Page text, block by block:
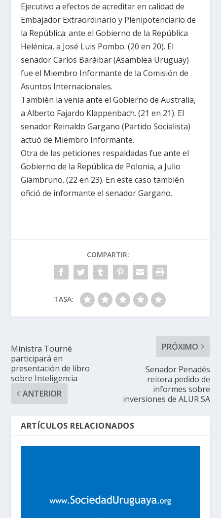
Ejecutivo a efectos de acreditar en calidad de
Embajador Extraordinario y Plenipotenciario de
la República: ante el Gobierno de la República
Helénica, a José Luis Pombo. (20 en 20). El
senador Carlos Baráibar (Asamblea Uruguay)
fue el Miembro Informante de la Comisión de
Asuntos Internacionales.
También la venia ante el Gobierno de Australia,
a Alberto Fajardo Klappenbach. (21 en 21). El
senador Reinaldo Gargano (Partido Socialista)
actuó de Miembro Informante.
Otra de las peticiones respaldadas fue ante el
Gobierno de la República de Polonia, a Julio
Giambruno. (22 en 23). En este caso también
ofició de informante el senador Gargano.
COMPARTIR:
TASA:
Ministra Tourné
participará en
presentación de libro
sobre Inteligencia
ANTERIOR
PRÓXIMO
Senador Penadés
reitera pedido de
informes sobre
inversiones de ALUR SA
ARTÍCULOS RELACIONADOS